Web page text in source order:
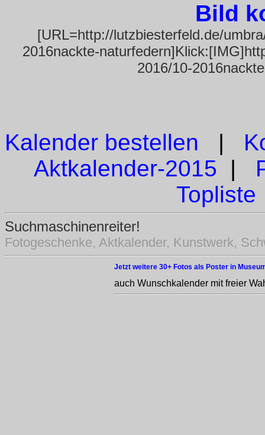
Bild
[URL=http://lutzbiesterfeld.de/
2016nackte-
2016/10-
Kalender bestellen |
Aktkalender-2015 |
Topliste
Suchmaschinenreiter!
Fotogeschenke, Aktkalender, Kunstwerk,
Jetzt weitere 30+ Fotos als Poster in
auch Wunschkalender mit freier